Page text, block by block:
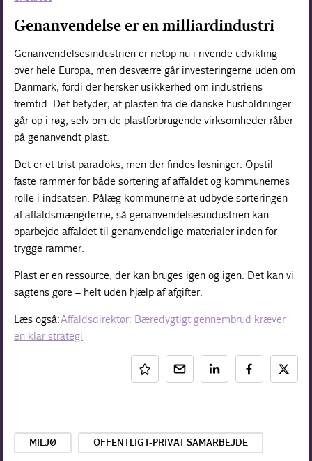
Genanvendelse er en milliardindustri
Genanvendelsesindustrien er netop nu i rivende udvikling
over hele Europa, men desværre går investeringerne uden om
Danmark, fordi der hersker usikkerhed om industriens
fremtid. Det betyder, at plasten fra de danske husholdninger
går op i røg, selv om de plastforbrugende virksomheder råber
på genanvendt plast.
Det er et trist paradoks, men der findes løsninger: Opstil
faste rammer for både sortering af affaldet og kommunernes
rolle i indsatsen. Pålæg kommunerne at udbyde sorteringen
af affaldsmængderne, så genanvendelsesindustrien kan
oparbejde affaldet til genanvendelige materialer inden for
trygge rammer.
Plast er en ressource, der kan bruges igen og igen. Det kan vi
sagtens gøre – helt uden hjælp af afgifter.
Læs også:Affaldsdirektør: Bæredygtigt gennembrud kræver
en klar strategi
MILJØ OFFENTLIGT-PRIVAT SAMARBEJDE